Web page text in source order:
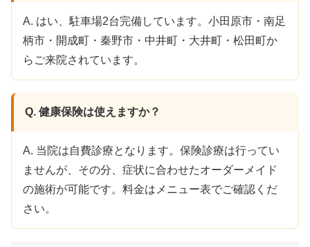
A. はい、駐車場2台完備しています。小田原市・南足
柄市・開成町・秦野市・中井町・大井町・松田町か
らご来院されています。
Q. 健康保険は使えますか？
A. 当院は自費診療となります。保険診療は行ってい
ませんが、その分、症状に合わせたオーダーメイド
の施術が可能です。料金はメニュー表でご確認くだ
さい。